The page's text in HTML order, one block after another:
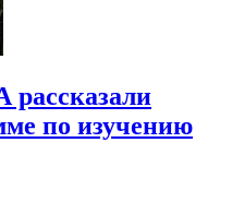
по изучению